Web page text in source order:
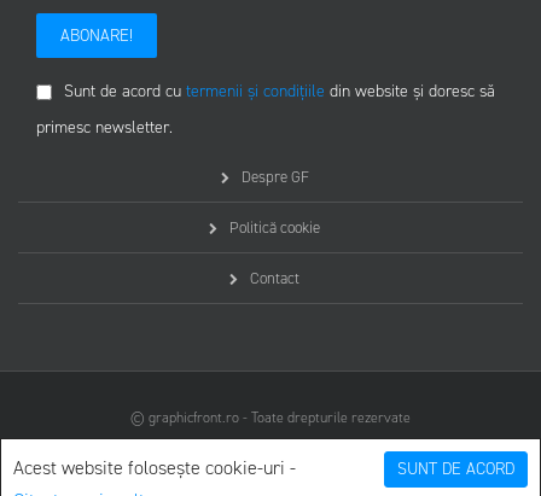
SUNT DE ACORD
Acest website folosește cookie-uri -
ABONARE!
Sunt de acord cu termenii și condițiile din website și doresc să
primesc newsletter.
Despre GF
Politică cookie
Contact
© graphicfront.ro - Toate drepturile rezervate